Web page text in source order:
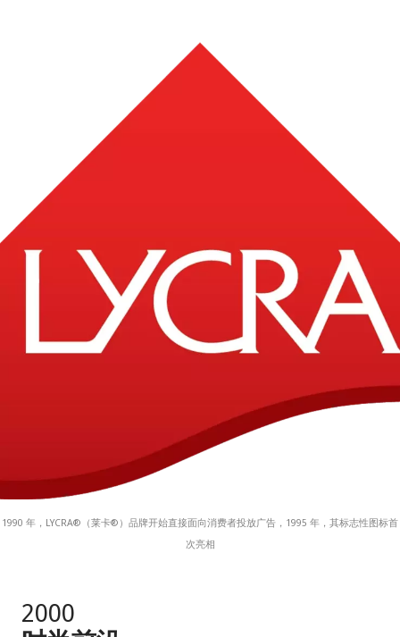
1990 年，LYCRA®（莱卡®）品牌开始直接面向消费者投放广告，1995 年，其标志性图标首
次亮相
2000